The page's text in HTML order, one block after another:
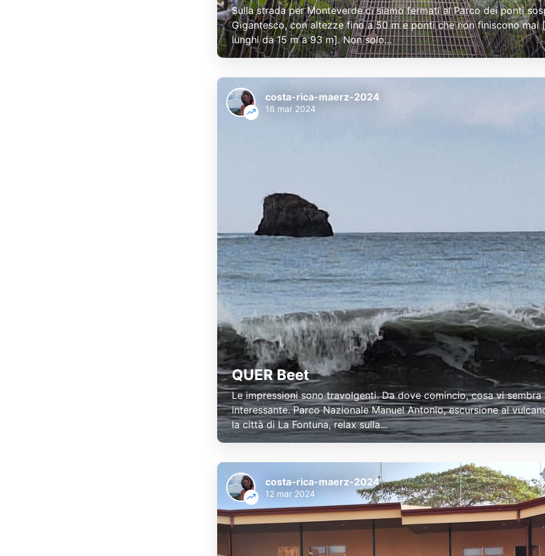
Sulla strada per Monteverde ci siamo fermati al Parco dei ponti
Gigantesco, con altezze fino a 50 m e ponti che non finiscono mai
lunghi da 15 m a 93 m]. Non solo...
QUER Beet
Le impressioni sono travolgenti. Da dove comincio, cosa vi sembra
interessante. Parco Nazionale Manuel Antonio, escursione al
la città di La Fontuna, relax sulla...
costa-rica-maerz-2024
16 mar 2024
costa-rica-maerz-2024
12 mar 2024